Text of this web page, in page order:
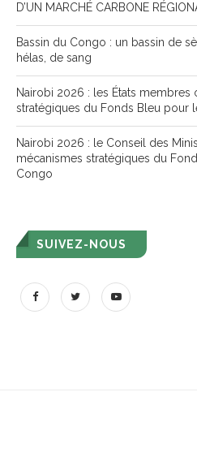
D’UN MARCHÉ CARBONE
Bassin du Congo : un bassin de
hélas, de sang
Nairobi 2026 : les États membres
stratégiques du Fonds Bleu pour
Nairobi 2026 : le Conseil des
mécanismes stratégiques du
Congo
SUIVEZ-NOUS